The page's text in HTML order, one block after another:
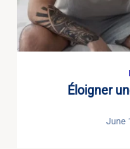
Éloigner
June